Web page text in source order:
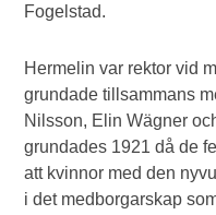
Fogelstad.
Hermelin var rektor vid
grundade tillsammans
Nilsson, Elin Wägner
grundades 1921 då de
att kvinnor med den
i det medborgarskap